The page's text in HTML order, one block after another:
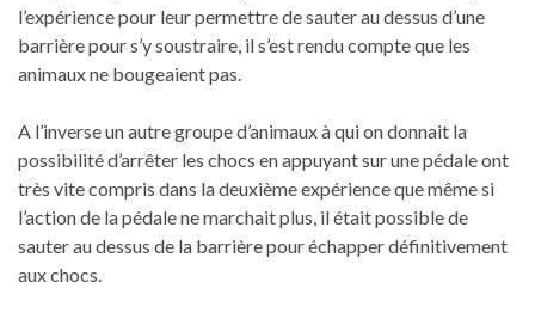
l’expérience pour leur permettre de sauter au dessus d’une
barrière pour s’y soustraire, il s’est rendu compte que les
animaux ne bougeaient pas.
A l’inverse un autre groupe d’animaux à qui on donnait la
possibilité d’arrêter les chocs en appuyant sur une pédale ont
très vite compris dans la deuxième expérience que même si
l’action de la pédale ne marchait plus, il était possible de
sauter au dessus de la barrière pour échapper définitivement
aux chocs.